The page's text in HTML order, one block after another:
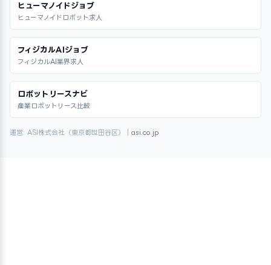
ヒューマノイドジョブ
ヒューマノイドロボット求人
フィジカルAIジョブ
フィジカルAI業界求人
ロボットリースナビ
産業ロボットリース比較
運営: ASI株式会社（東京都世田谷区）｜ asi.co.jp